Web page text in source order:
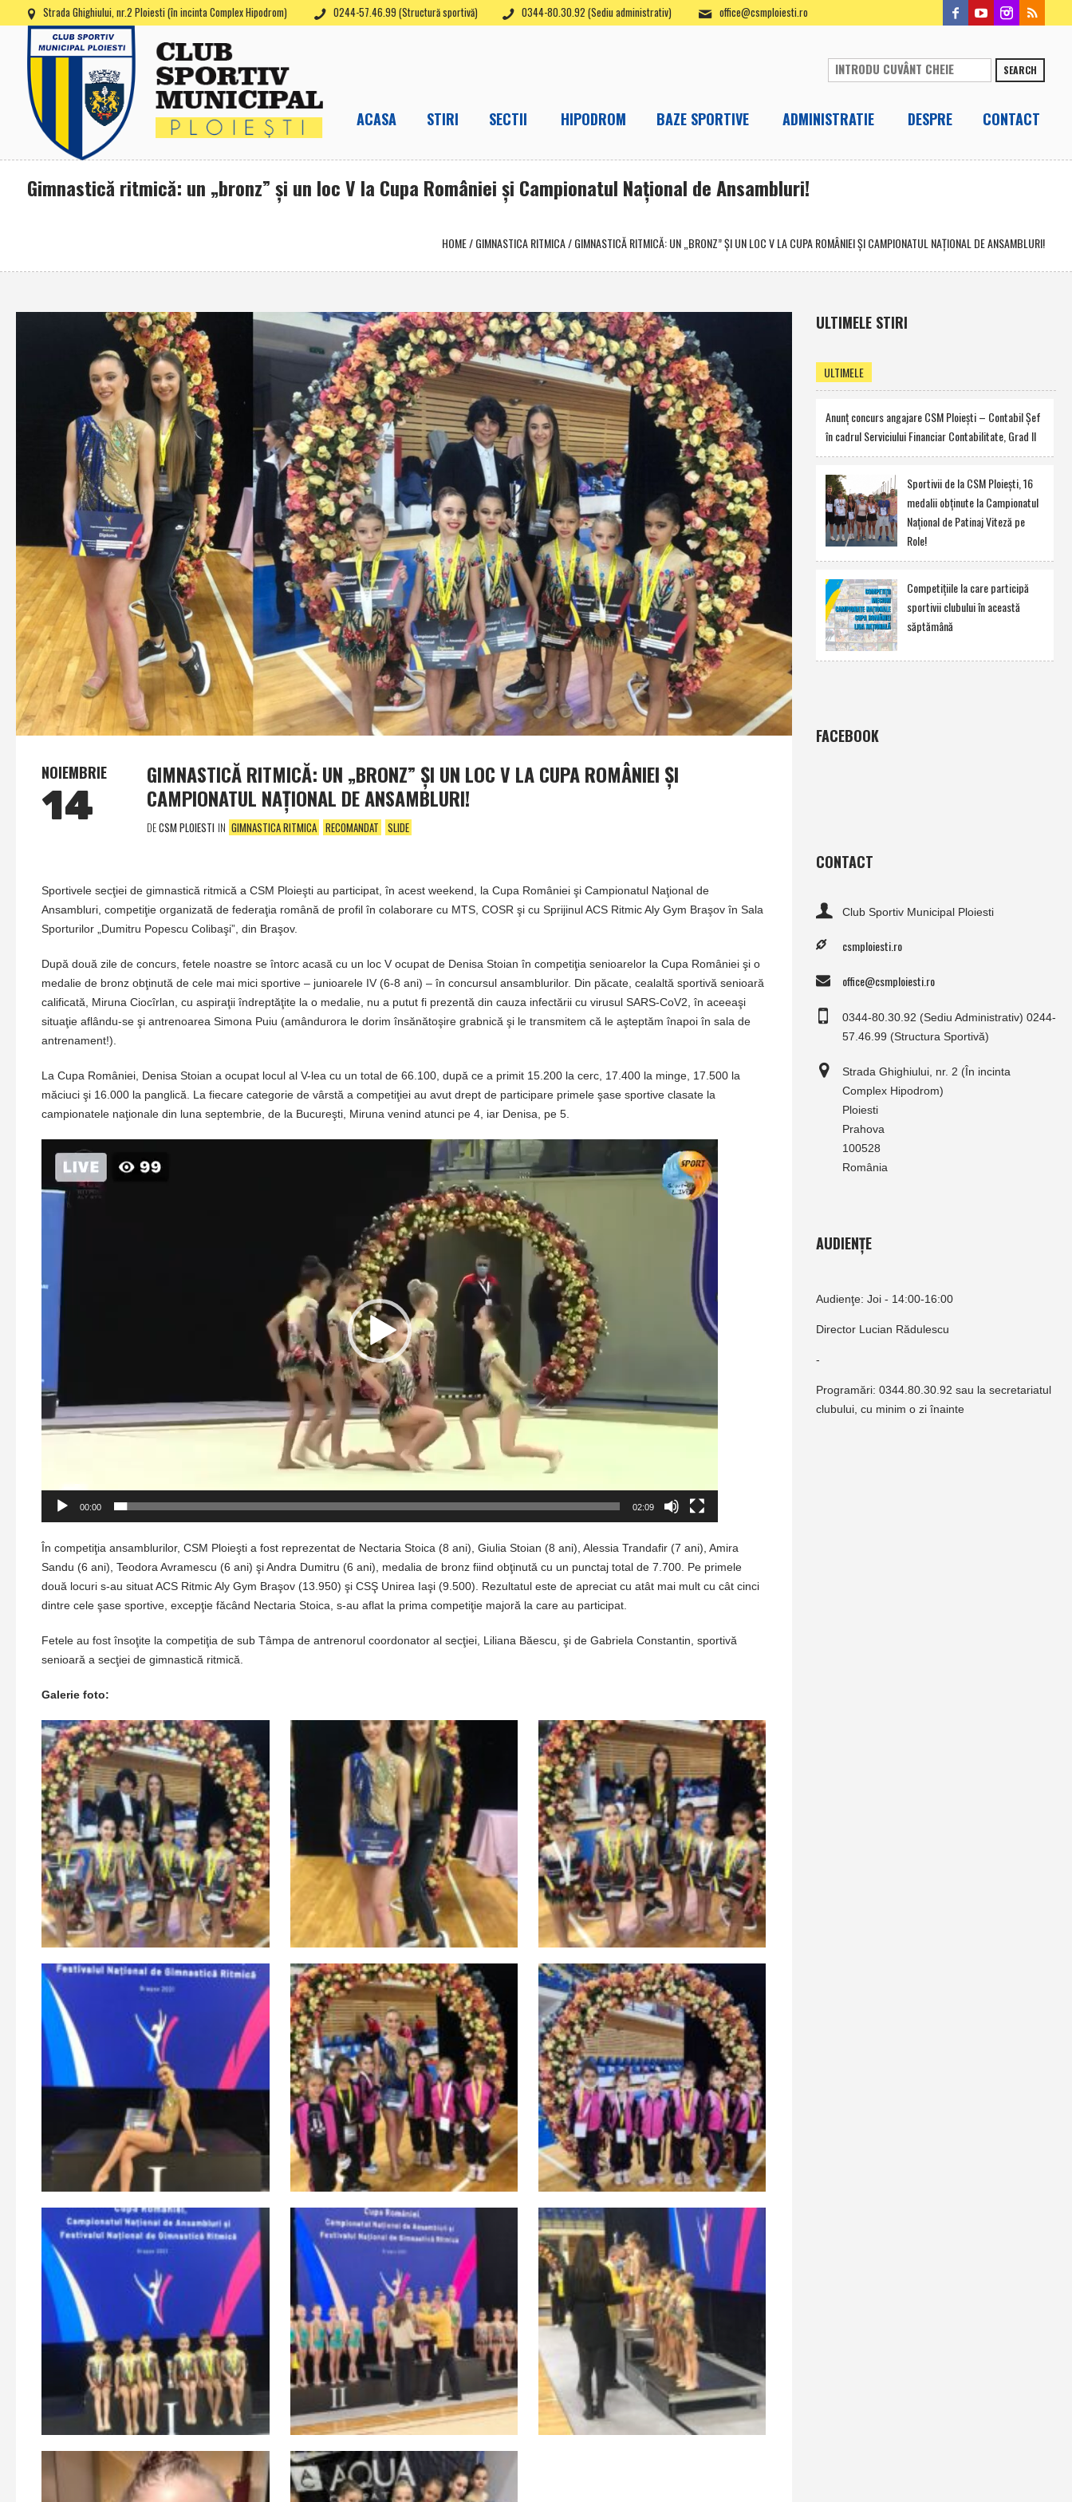
Strada Ghighiului, nr.2 Ploiesti (în incinta Complex Hipodrom) 0244-57.46.99 (Structură sportivă) 0344-80.30.92 (Sediu administrativ) office@csmploiesti.ro
SEARCH
ACASA STIRI SECTII HIPODROM BAZE SPORTIVE ADMINISTRATIE DESPRE CONTACT
Gimnastică ritmică: un „bronz” şi un loc V la Cupa României şi Campionatul Naţional de Ansambluri!
HOME/GIMNASTICA RITMICA/GIMNASTICĂ RITMICĂ: UN „BRONZ” ŞI UN LOC V LA CUPA ROMÂNIEI ŞI CAMPIONATUL NAŢIONAL DE ANSAMBLURI!
NOIEMBRIE
14
GIMNASTICĂ RITMICĂ: UN „BRONZ” ŞI UN LOC V LA CUPA ROMÂNIEI ŞI
CAMPIONATUL NAŢIONAL DE ANSAMBLURI!
DECSM PLOIESTI IN GIMNASTICA RITMICA RECOMANDAT SLIDE
Sportivele secţiei de gimnastică ritmică a CSM Ploieşti au participat, în acest weekend, la Cupa României şi Campionatul Naţional de
Ansambluri, competiţie organizată de federaţia română de profil în colaborare cu MTS, COSR şi cu Sprijinul ACS Ritmic Aly Gym Braşov în Sala
Sporturilor „Dumitru Popescu Colibaşi”, din Braşov.
După două zile de concurs, fetele noastre se întorc acasă cu un loc V ocupat de Denisa Stoian în competiţia senioarelor la Cupa României şi o
medalie de bronz obţinută de cele mai mici sportive – junioarele IV (6-8 ani) – în concursul ansamblurilor. Din păcate, cealaltă sportivă senioară
calificată, Miruna Ciocîrlan, cu aspiraţii îndreptăţite la o medalie, nu a putut fi prezentă din cauza infectării cu virusul SARS-CoV2, în aceeaşi
situaţie aflându-se şi antrenoarea Simona Puiu (amândurora le dorim însănătoşire grabnică şi le transmitem că le aşteptăm înapoi în sala de
antrenament!).
La Cupa României, Denisa Stoian a ocupat locul al V-lea cu un total de 66.100, după ce a primit 15.200 la cerc, 17.400 la minge, 17.500 la
măciuci şi 16.000 la panglică. La fiecare categorie de vârstă a competiţiei au avut drept de participare primele şase sportive clasate la
campionatele naţionale din luna septembrie, de la Bucureşti, Miruna venind atunci pe 4, iar Denisa, pe 5.
video
00:00 02:09
În competiţia ansamblurilor, CSM Ploieşti a fost reprezentat de Nectaria Stoica (8 ani), Giulia Stoian (8 ani), Alessia Trandafir (7 ani), Amira
Sandu (6 ani), Teodora Avramescu (6 ani) şi Andra Dumitru (6 ani), medalia de bronz fiind obţinută cu un punctaj total de 7.700. Pe primele
două locuri s-au situat ACS Ritmic Aly Gym Braşov (13.950) şi CSŞ Unirea Iaşi (9.500). Rezultatul este de apreciat cu atât mai mult cu cât cinci
dintre cele şase sportive, excepţie făcând Nectaria Stoica, s-au aflat la prima competiţie majoră la care au participat.
Fetele au fost însoţite la competiţia de sub Tâmpa de antrenorul coordonator al secţiei, Liliana Băescu, şi de Gabriela Constantin, sportivă
senioară a secţiei de gimnastică ritmică.
Galerie foto:
ULTIMELE STIRI
ULTIMELE
Anunţ concurs angajare CSM Ploieşti – Contabil Şef
în cadrul Serviciului Financiar Contabilitate, Grad II
Sportivii de la CSM Ploieşti, 16
medalii obţinute la Campionatul
Naţional de Patinaj Viteză pe
Role!
Competiţiile la care participă
sportivii clubului în această
săptămână
FACEBOOK
CONTACT
Club Sportiv Municipal Ploiesti
csmploiesti.ro
office@csmploiesti.ro
0344-80.30.92 (Sediu Administrativ) 0244-
57.46.99 (Structura Sportivă)
Strada Ghighiului, nr. 2 (În incinta
Complex Hipodrom)
Ploiesti
Prahova
100528
România
AUDIENȚE
Audienţe: Joi - 14:00-16:00
Director Lucian Rădulescu
-
Programări: 0344.80.30.92 sau la secretariatul
clubului, cu minim o zi înainte